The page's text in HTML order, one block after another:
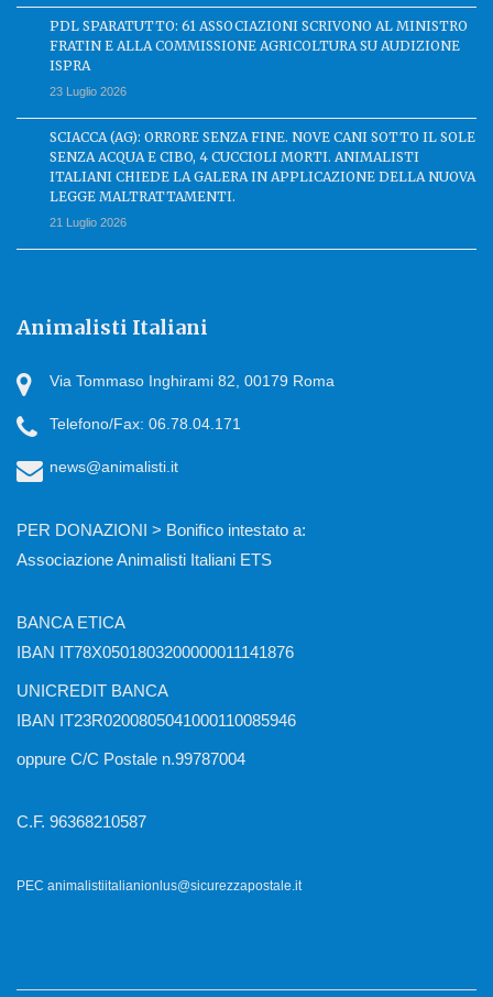
PDL SPARATUTTO: 61 ASSOCIAZIONI SCRIVONO AL MINISTRO
FRATIN E ALLA COMMISSIONE AGRICOLTURA SU AUDIZIONE
ISPRA
23 Luglio 2026
SCIACCA (AG): ORRORE SENZA FINE. NOVE CANI SOTTO IL SOLE
SENZA ACQUA E CIBO, 4 CUCCIOLI MORTI. ANIMALISTI
ITALIANI CHIEDE LA GALERA IN APPLICAZIONE DELLA NUOVA
LEGGE MALTRATTAMENTI.
21 Luglio 2026
Animalisti Italiani
Via Tommaso Inghirami 82, 00179 Roma
Telefono/Fax: 06.78.04.171
news@animalisti.it
PER DONAZIONI > Bonifico intestato a:
Associazione Animalisti Italiani ETS
BANCA ETICA
IBAN IT78X0501803200000011141876
UNICREDIT BANCA
IBAN IT23R0200805041000110085946
oppure C/C Postale n.99787004
C.F. 96368210587
PEC animalistiitalianionlus@sicurezzapostale.it